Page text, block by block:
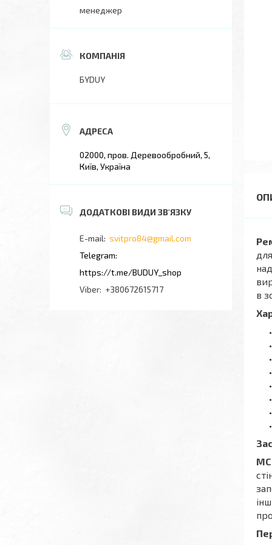
в
менеджер
БYDUY
02000, пров. Деревообробний, 5,
Київ, Україна
svitpro84@gmail.com
https://t.me/BUDUY_shop
+380672615717